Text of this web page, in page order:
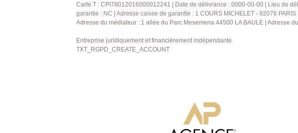
Carte T : CPI78012016000012241 | Date de délivrance : 0000-00-00 | Lieu de
garantie : NC | Adresse caisse de garantie : 1 COURS MICHELET - 92076
Adresse du médiateur : 1 allée du Parc Mesemena 44500 LA BAULE | Adresse
Entreprise juridiquement et financièrement indépendante
TXT_RGPD_CREATE_ACCOUNT